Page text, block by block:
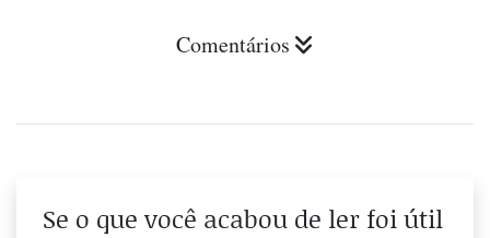
Comentários
Se o que você acabou de ler foi útil